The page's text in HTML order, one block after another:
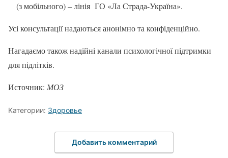
(з мобільного) – лінія ГО «Ла Страда-Україна».
Усі консультації надаються анонімно та конфіденційно.
Нагадаємо також надійні канали психологічної підтримки
для підлітків.
Источник: МОЗ
Категории: Здоровье
Добавить комментарий